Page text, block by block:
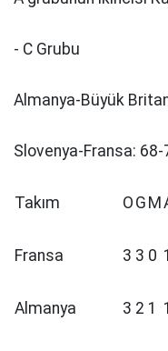
- C Grubu
Almanya-Büyük
Slovenya-Fransa: 68-
Takım O G M
Fransa 3 3 0
Almanya 3 2 1